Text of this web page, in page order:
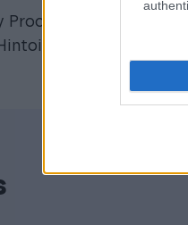
Procountorin API
lisätään ALV